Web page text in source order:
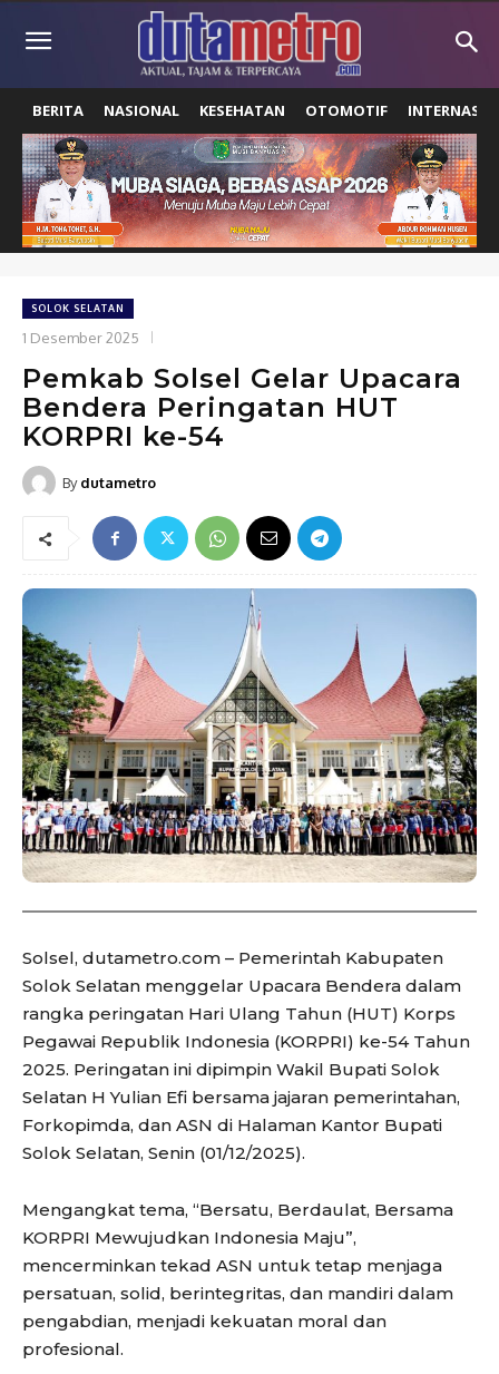
BERITA NASIONAL KESEHATAN OTOMOTIF
SOLOK SELATAN
1 Desember 2025
Pemkab Solsel Gelar Upacara
Bendera Peringatan HUT
KORPRI ke-54
By dutametro
Solsel, dutametro.com – Pemerintah Kabupaten
Solok Selatan menggelar Upacara Bendera dalam
rangka peringatan Hari Ulang Tahun (HUT) Korps
Pegawai Republik Indonesia (KORPRI) ke-54 Tahun
2025. Peringatan ini dipimpin Wakil Bupati Solok
Selatan H Yulian Efi bersama jajaran pemerintahan,
Forkopimda, dan ASN di Halaman Kantor Bupati
Solok Selatan, Senin (01/12/2025).
Mengangkat tema, “Bersatu, Berdaulat, Bersama
KORPRI Mewujudkan Indonesia Maju”,
mencerminkan tekad ASN untuk tetap menjaga
persatuan, solid, berintegritas, dan mandiri dalam
pengabdian, menjadi kekuatan moral dan
profesional.